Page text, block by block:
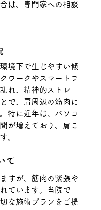
は、専門家への相談
境下で生じやすい傾
ワークやスマートフ
れ、精神的ストレ
で、肩周辺の筋肉に
特に近年は、パソコ
が増えており、肩こ
。
て
すが、筋肉の緊張や
ています。当院で
な施術プランをご提